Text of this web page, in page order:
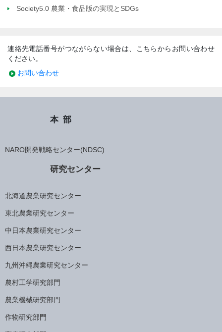
Society5.0 農業・食品版の実現とSDGs
連絡先電話番号がつながらない場合は、こちらからお問い合わせ
ください。
お問い合わせ
本部
NARO開発戦略センター(NDSC)
研究センター
北海道農業研究センター
東北農業研究センター
中日本農業研究センター
西日本農業研究センター
九州沖縄農業研究センター
農村工学研究部門
農業機械研究部門
作物研究部門